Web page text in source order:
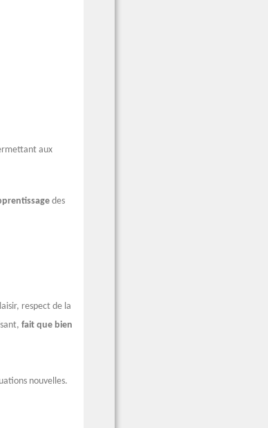
aux
des
respect de la
fait que bien
nouvelles.